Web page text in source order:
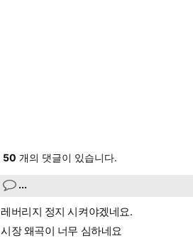
50 개의 댓글이 있습니다.
...
레버리지 정지 시켜야겠네요.
시장 왜곡이 너무 심하네요